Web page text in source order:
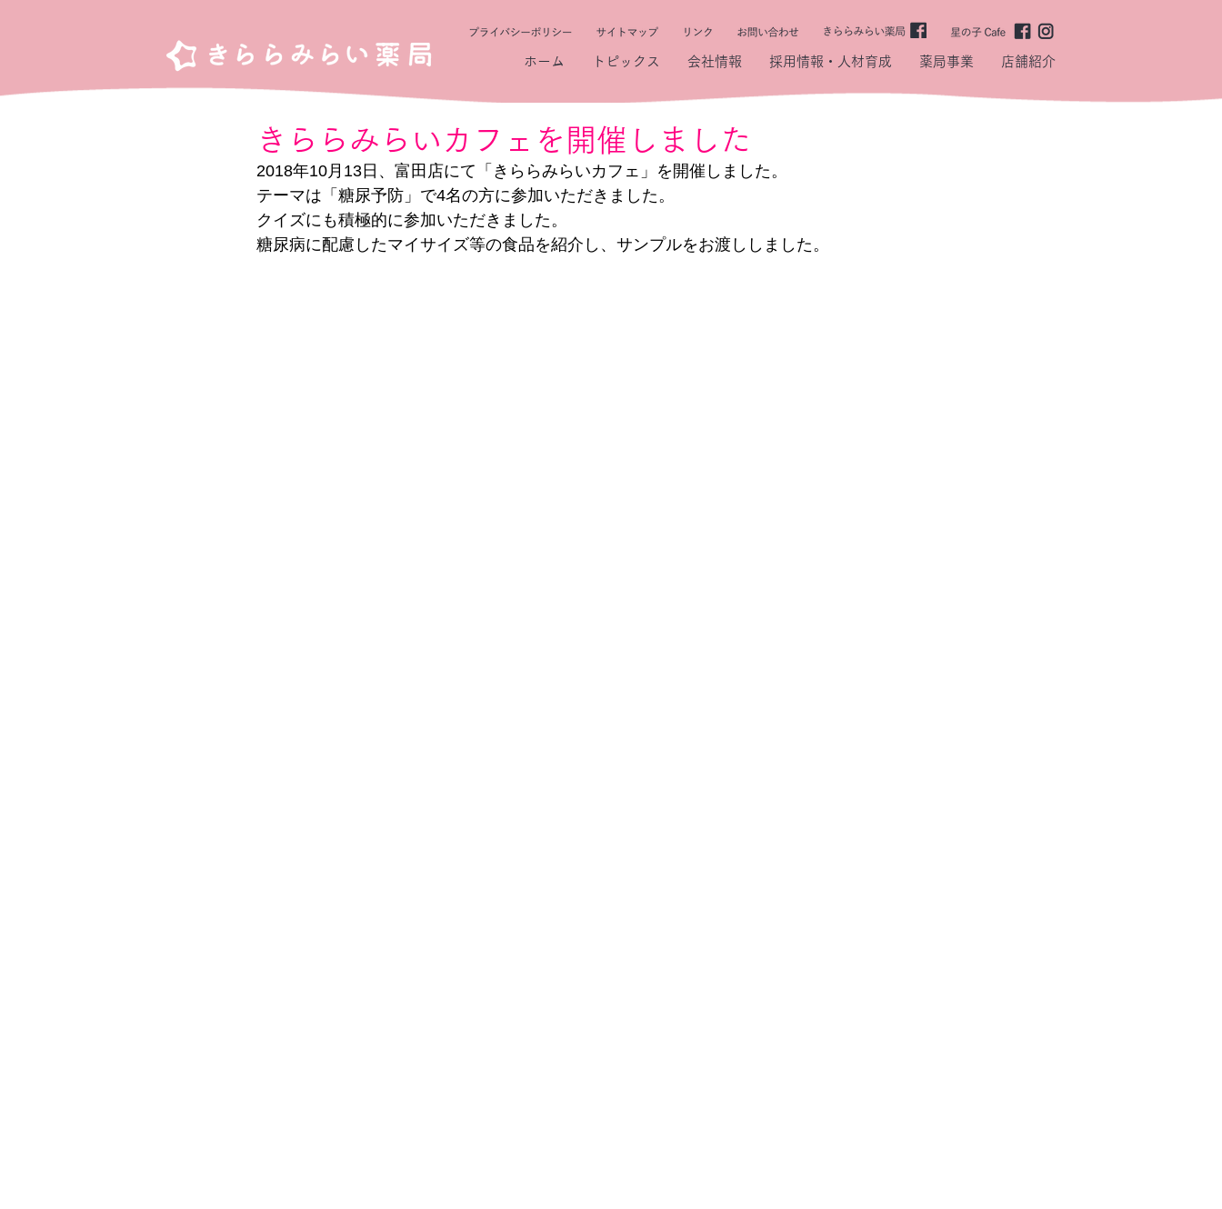
ホーム トピックス 会社情報 採用情報・人材育成 薬局事業 店舗紹介
きららみらいカフェを開催しました
2018年10月13日、富田店にて「きららみらいカフェ」を開催しました。
テーマは「糖尿予防」で4名の方に参加いただきました。
クイズにも積極的に参加いただきました。
糖尿病に配慮したマイサイズ等の食品を紹介し、サンプルをお渡ししました。